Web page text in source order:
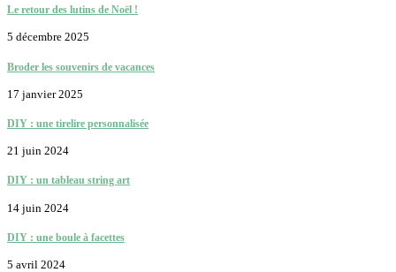
Le retour des lutins de Noël !
5 décembre 2025
Broder les souvenirs de vacances
17 janvier 2025
DIY : une tirelire personnalisée
21 juin 2024
DIY : un tableau string art
14 juin 2024
DIY : une boule à facettes
5 avril 2024